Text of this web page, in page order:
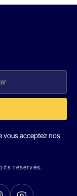
vous acceptez nos
réservés.